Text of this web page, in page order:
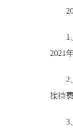
1、
2021
2、
接待
3、